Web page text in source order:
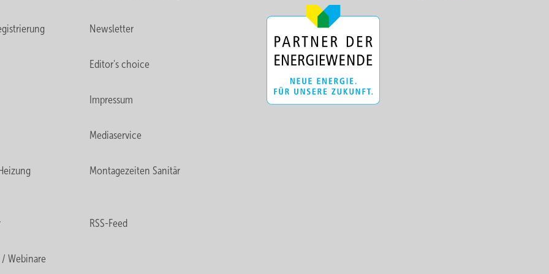
Newsletter
Editor's choice
Impressum
Mediaservice
Montagezeiten Sanitär
RSS-Feed
Webinare